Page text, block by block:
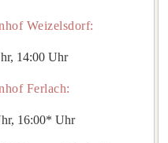
Weizelsdorf:
14:00 Uhr
Ferlach:
16:00* Uhr